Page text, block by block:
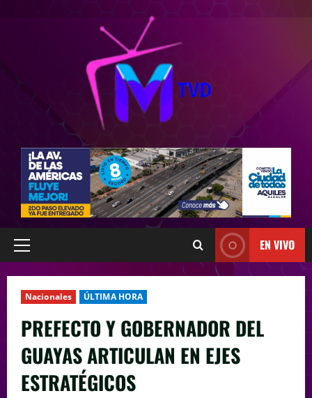
EN VIVO
Nacionales ÚLTIMA HORA
PREFECTO Y GOBERNADOR DEL
GUAYAS ARTICULAN EN EJES
ESTRATÉGICOS